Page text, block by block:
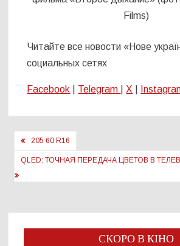
Films)
Читайте все новости «Нове
социальных сетях
Facebook Telegram X
Навигация
по
записям
205 60 R16
QLED: ТОЧНАЯ ПЕРЕДАЧА ЦВЕТОВ В
СКОРО В КІНО